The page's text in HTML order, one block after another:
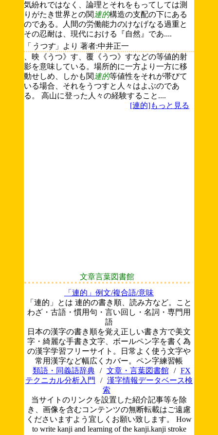
気紛れではなく、論理とそれをもってしては測
りがたき世界との関 連的構造の支配の下にある
のである。人間の労働能力のけなげなる過重と
その忍耐は、現代における『自然』であ....
「 うつす」より 著者:中井正一
、映《うつ》す、覆《うつ》すなどの等値的射
影を意味している。場所的に一方より一方に移
動せしめ、しかも関 連的等値性をそれが帯びて
いる場合、それをうつすと人々はよぶのであ
る。 高山に登った人々の経験すること....
[連的]もっと見る
文章言葉図書館
「連的」例文/複合語/意味
「連的」とは 連的の書き順、読み方など。こと
わざ・古語・慣用句・言い回し・名詞・専門用
語
日本の漢字の書き順を覚え正しい書き方で美文
字・綺麗な手書き文字、ボールペン字を書く為
の漢字学習フリーサイト。日常よく使う文字や
常用漢字など幅広くカバー。ペン字練習帳
類語・同義語辞典
/ 文章・言葉図書館 /
FX
テクニカル分析入門
/ 漢字情報データベース検
索
当サイトのリンクを設置した紹介記事等を除
き、画像を含むコンテンツの無断転載はご遠慮
くださいますよう宜しくお願い致します。 How
to write kanji and learning of the kanji.kanji stroke